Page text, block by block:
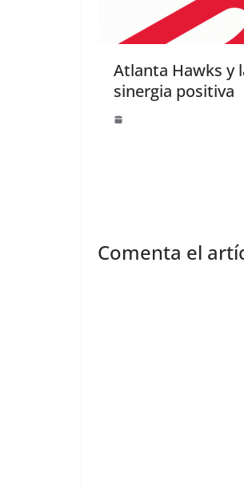
Atlanta Hawks y
sinergia positiva
Comenta el